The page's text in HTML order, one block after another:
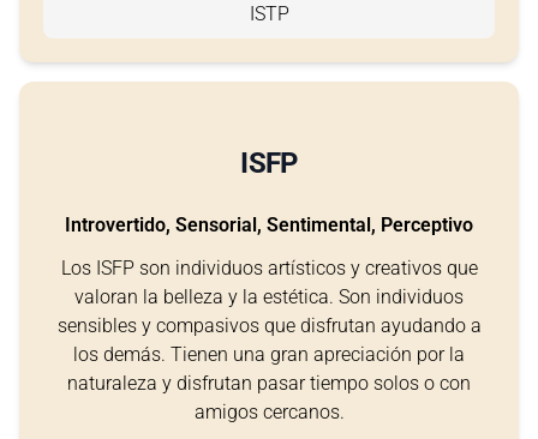
ISTP
ISFP
Introvertido, Sensorial, Sentimental, Perceptivo
Los ISFP son individuos artísticos y creativos que
valoran la belleza y la estética. Son individuos
sensibles y compasivos que disfrutan ayudando a
los demás. Tienen una gran apreciación por la
naturaleza y disfrutan pasar tiempo solos o con
amigos cercanos.